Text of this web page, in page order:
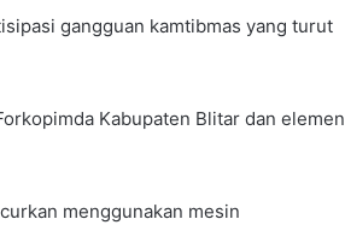
gangguan kamtibmas yang turut
Kabupaten Blitar dan elemen
menggunakan mesin